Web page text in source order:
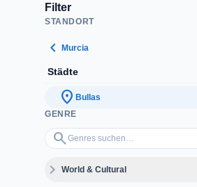
Filter
STANDORT
chevron_left Murcia
Städte
location_on Bullas
GENRE
search
Genres suchen…
expand_moreWorld & Cultural